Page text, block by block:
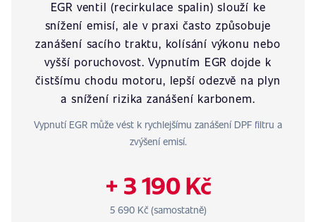
EGR ventil (recirkulace spalin) slouží ke
snížení emisí, ale v praxi často způsobuje
zanášení sacího traktu, kolísání výkonu nebo
vyšší poruchovost. Vypnutím EGR dojde k
čistšímu chodu motoru, lepší odezvě na plyn
a snížení rizika zanášení karbonem.
Vypnutí EGR může vést k rychlejšímu zanášení DPF filtru a
zvýšení emisí.
+ 3 190 Kč
5 690 Kč (samostatně)